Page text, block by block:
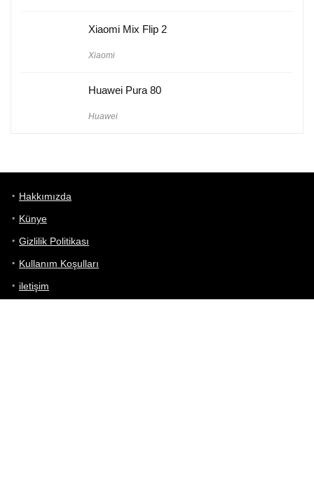
Xiaomi Mix Flip 2
Xiaomi
Huawei Pura 80
Huawei
Hakkımızda
Künye
Gizlilik Politikası
Kullanım Koşulları
iletişim